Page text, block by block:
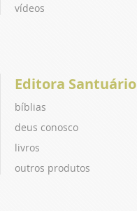
vídeos
Editora Santuário
bíblias
deus conosco
livros
outros produtos